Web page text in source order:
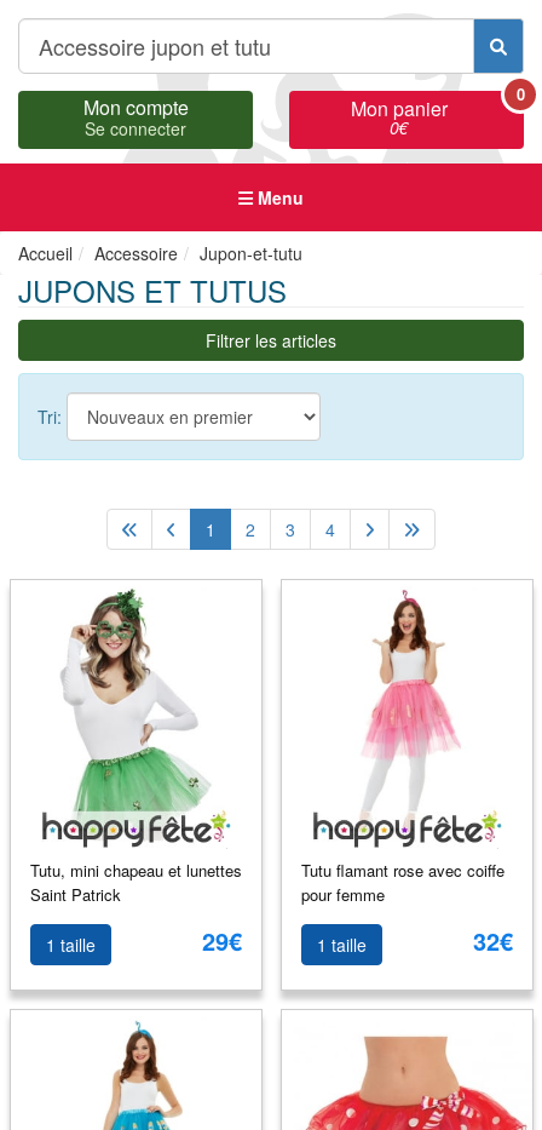
Mon compte
Se connecter
Mon panier
0€
0
Menu
Accueil Accessoire Jupon-et-tutu
JUPONS ET TUTUS
Filtrer les articles
Tri:
1 2 3 4
Tutu, mini chapeau et lunettes
Saint Patrick
1 taille 29€
Tutu flamant rose avec coiffe
pour femme
1 taille 32€